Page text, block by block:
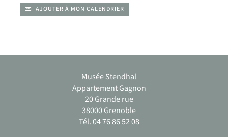
AJOUTER À MON CALENDRIER
Musée Stendhal
Appartement Gagnon
20 Grande rue
38000 Grenoble
Tél. 04 76 86 52 08